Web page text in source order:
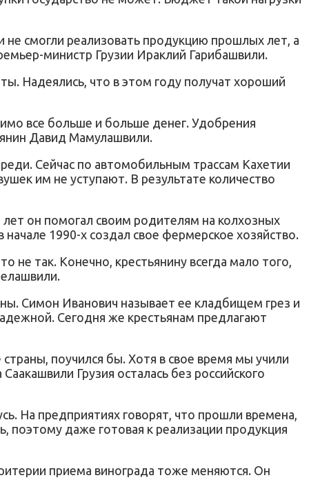
не смогли реализовать продукцию прошлых лет, а
министр Грузии Ираклий Гарибашвили.
Надеялись, что в этом году получат хороший
все больше и больше денег. Удобрения
Давид Мамулашвили.
Сейчас по автомобильным трассам Кахетии
им не уступают. В результате количество
он помогал своим родителям на колхозных
1990-х создал свое фермерское хозяйство.
не так. Конечно, крестьянину всегда мало того,
Симон Иванович называет ее кладбищем грез и
Сегодня же крестьянам предлагают
поучился бы. Хотя в свое время мы учили
Грузия осталась без российского
На предприятиях говорят, что прошли времена,
даже готовая к реализации продукция
приема винограда тоже меняются. Он